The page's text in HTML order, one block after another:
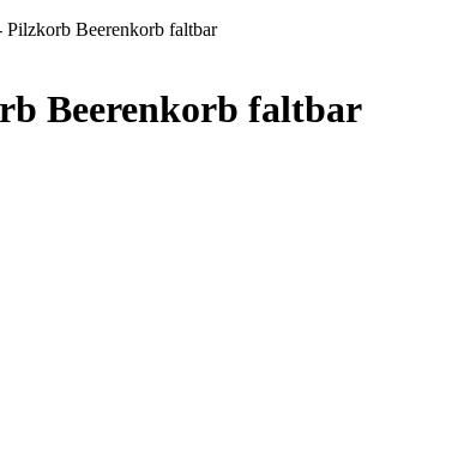
Beerenkorb faltbar
Beerenkorb faltbar